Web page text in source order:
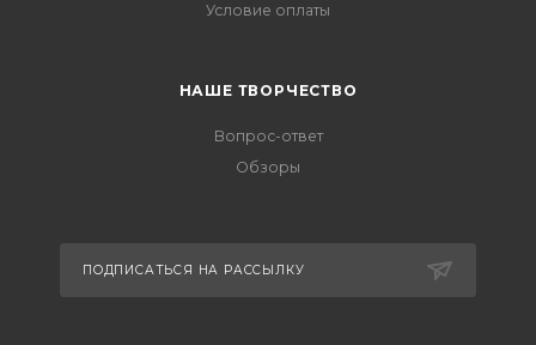
Условие оплаты
НАШЕ ТВОРЧЕСТВО
Вопрос-ответ
Обзоры
ПОДПИСАТЬСЯ НА РАССЫЛКУ